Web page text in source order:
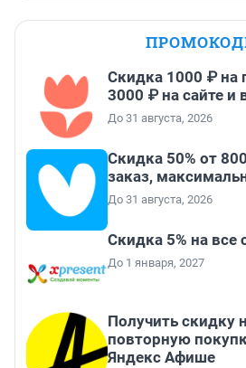
Скидка 1000 ₽ на
3000 ₽ на сайте и
До 31 августа, 2026
Скидка 50% от
заказ,
До 31 августа, 2026
Скидка 5% на все
До 1 января, 2027
Получить скидку
повторную
Яндекс Афише